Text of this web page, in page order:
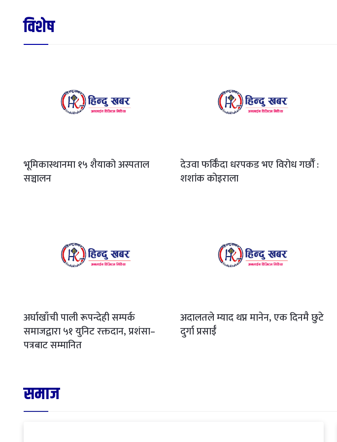
विशेष
भूमिकास्थानमा १५ शैयाको अस्पताल
सञ्चालन
देउवा फर्किँदा धरपकड भए विरोध गर्छौँं :
शशांक कोइराला
अर्घाखाँची पाली रूपन्देही सम्पर्क
समाजद्वारा ५१ युनिट रक्तदान, प्रशंसा–
पत्रबाट सम्मानित
अदालतले म्याद थप्न मानेन, एक दिनमै छुटे
दुर्गा प्रसाईँ
समाज